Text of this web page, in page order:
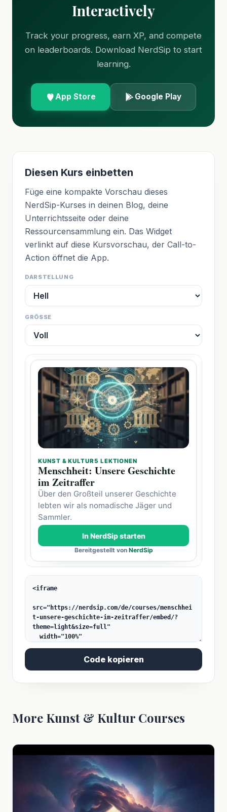
Interactively
Track your progress, earn XP, and compete
on leaderboards. Download NerdSip to start
learning.
App Store Google Play
Diesen Kurs einbetten
Füge eine kompakte Vorschau dieses
NerdSip-Kurses in deinen Blog, deine
Unterrichtsseite oder deine
Ressourcensammlung ein. Das Widget
verlinkt auf diese Kursvorschau, der Call-to-
Action öffnet die App.
DARSTELLUNG
GRÖSSE
Code kopieren
More Kunst & Kultur Courses